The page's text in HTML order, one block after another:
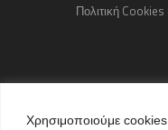
Χρησιμοποιούμε cookies
Πολιτική
Copyright ©